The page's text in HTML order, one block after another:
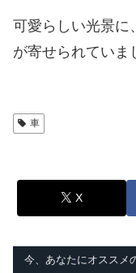
可愛らしい光景に
が寄せられていま
車
X
今、あなたにオススメ